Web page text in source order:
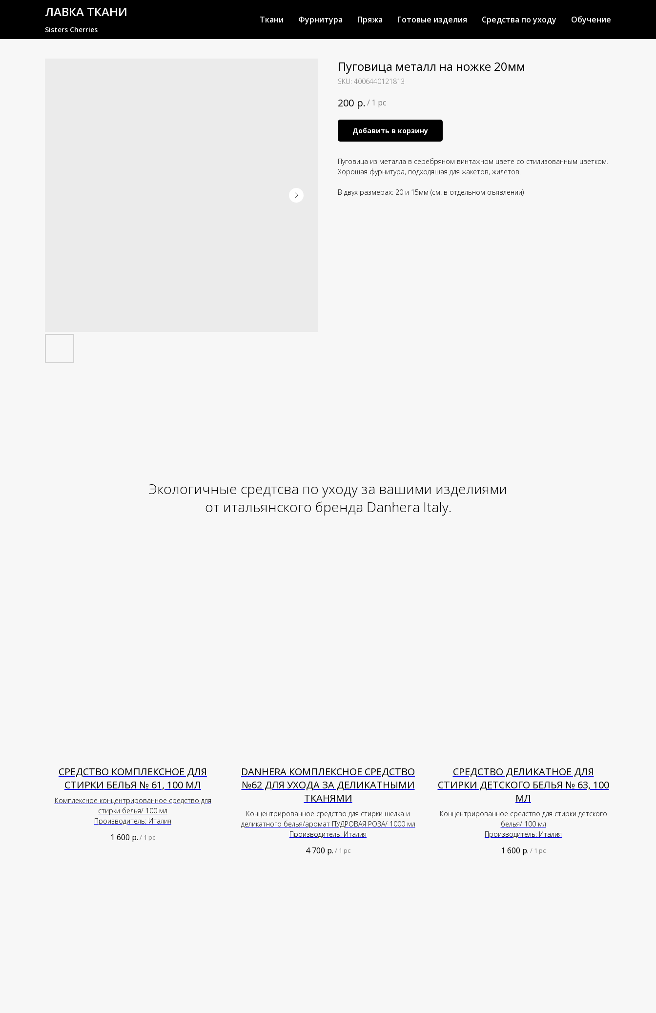
ЛАВКА ТКАНИ
Sisters Cherries
Ткани Фурнитура Пряжа Готовые изделия Средства по уходу Обучение
Пуговица металл на ножке 20мм
SKU: 4006440121813
200 р./ 1 pc
Добавить в корзину
Пуговица из металла в серебряном винтажном цвете со стилизованным цветком.
Хорошая фурнитура, подходящая для жакетов, жилетов.
В двух размерах: 20 и 15мм (см. в отдельном оъявлении)
Экологичные средтсва по уходу за вашими изделиями
от итальянского бренда Danhera Italy.
СРЕДСТВО КОМПЛЕКСНОЕ ДЛЯ
СТИРКИ БЕЛЬЯ № 61, 100 МЛ
Комплексное концентрированное средство для
стирки белья/ 100 мл
Производитель: Италия
1 600 р. / 1 pc
DANHERA КОМПЛЕКСНОЕ СРЕДСТВО
№62 ДЛЯ УХОДА ЗА ДЕЛИКАТНЫМИ
ТКАНЯМИ
Концентрированное средство для стирки шелка и
деликатного белья/аромат ПУДРОВАЯ РОЗА/ 1000 мл
Производитель: Италия
4 700 р. / 1 pc
СРЕДСТВО ДЕЛИКАТНОЕ ДЛЯ
СТИРКИ ДЕТСКОГО БЕЛЬЯ № 63, 100
МЛ
Концентрированное средство для стирки детского
белья/ 100 мл
Производитель: Италия
1 600 р. / 1 pc